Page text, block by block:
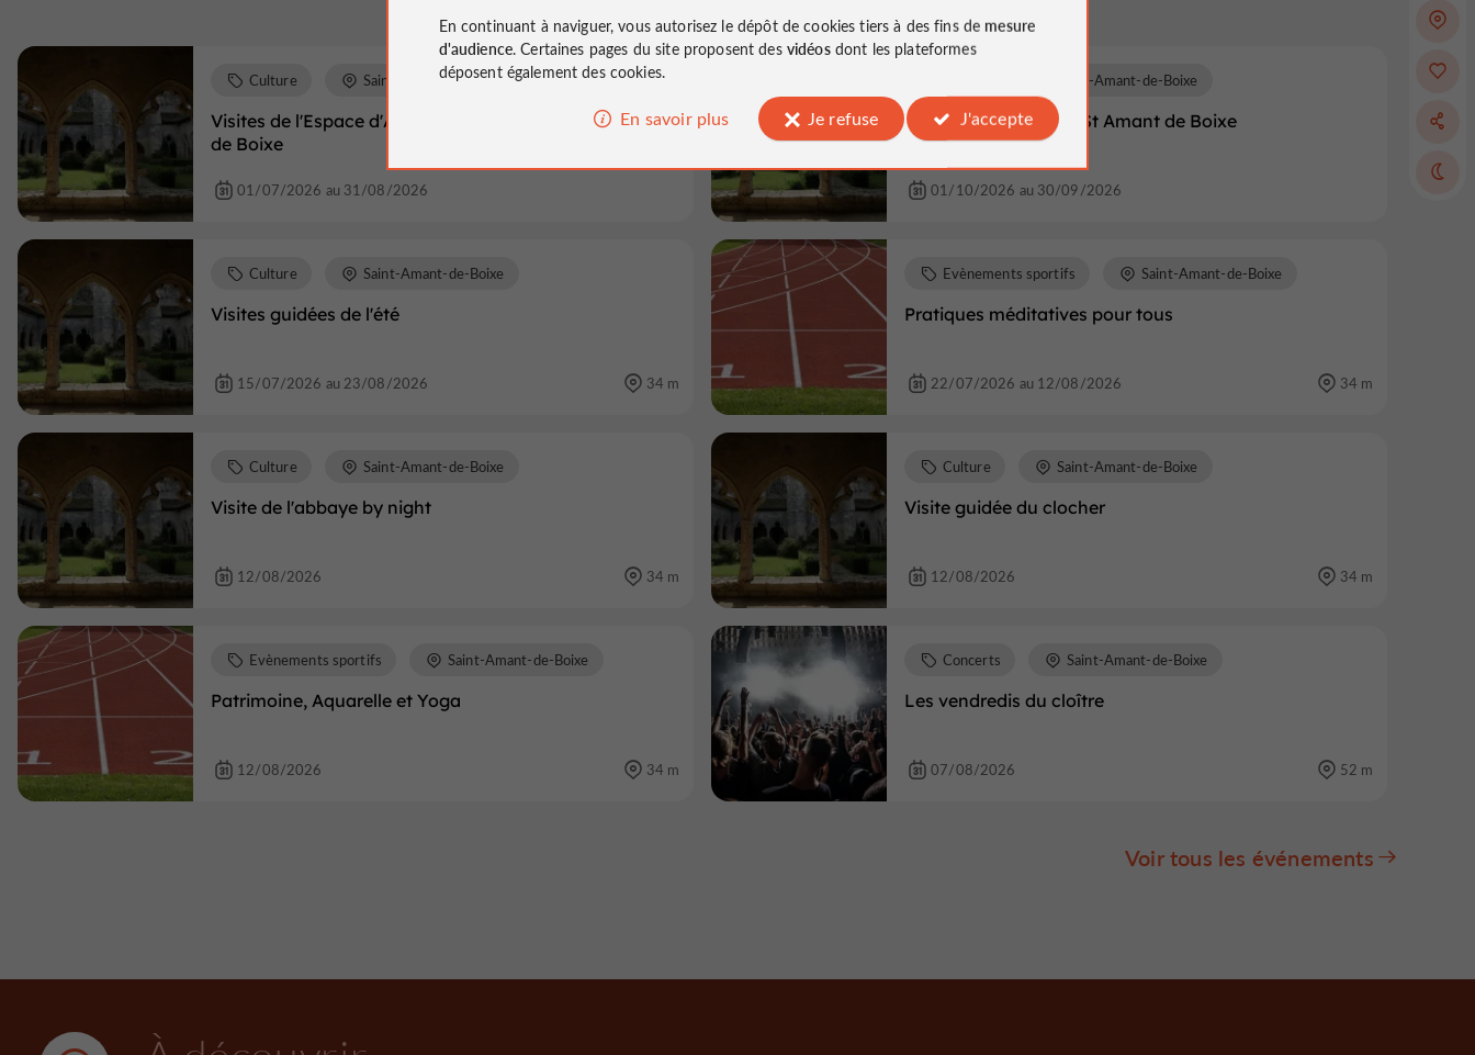
Visites de l'Espace d'Architecture Romane de St Amant
de Boixe
Culture Saint-Amant-de-Boixe
01/07/2026 au 31/08/2026
Visite de l'abbaye de St Amant de Boixe
Saint-Amant-de-Boixe
01/10/2026 au 30/09/2026
Visites guidées de l'été
Culture Saint-Amant-de-Boixe
15/07/2026 au 23/08/2026 34 m
Pratiques méditatives pour tous
Evènements sportifs Saint-Amant-de-Boixe
22/07/2026 au 12/08/2026 34 m
Visite de l'abbaye by night
Culture Saint-Amant-de-Boixe
12/08/2026 34 m
Visite guidée du clocher
Culture Saint-Amant-de-Boixe
12/08/2026 34 m
Patrimoine, Aquarelle et Yoga
Evènements sportifs Saint-Amant-de-Boixe
12/08/2026 34 m
Les vendredis du cloître
Concerts Saint-Amant-de-Boixe
07/08/2026 52 m
Voir tous les événements
En continuant à naviguer, vous autorisez le dépôt de cookies tiers à des fins de mesure
d'audience. Certaines pages du site proposent des vidéosdont les plateformes
déposent également des cookies.
En savoir plus Je refuse J'accepte